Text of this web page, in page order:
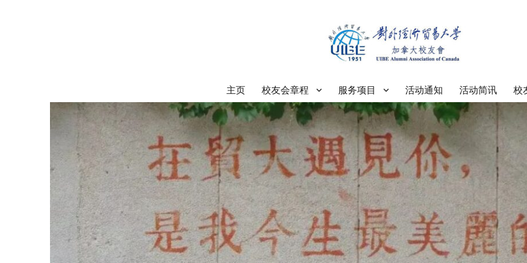
对外经济贸易大学加拿大校友会
主页 校友会章程 服务项目 活动通知 活动简讯 校